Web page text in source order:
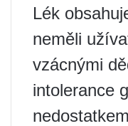
Lék
neměli
vzácnými
intolerance